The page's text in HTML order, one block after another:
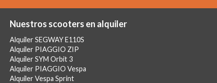
Nuestros scooters en alquiler
Alquiler SEGWAY E110S
Alquiler PIAGGIO ZIP
Alquiler SYM Orbit 3
Alquiler PIAGGIO Vespa
Alquiler Vespa Sprint